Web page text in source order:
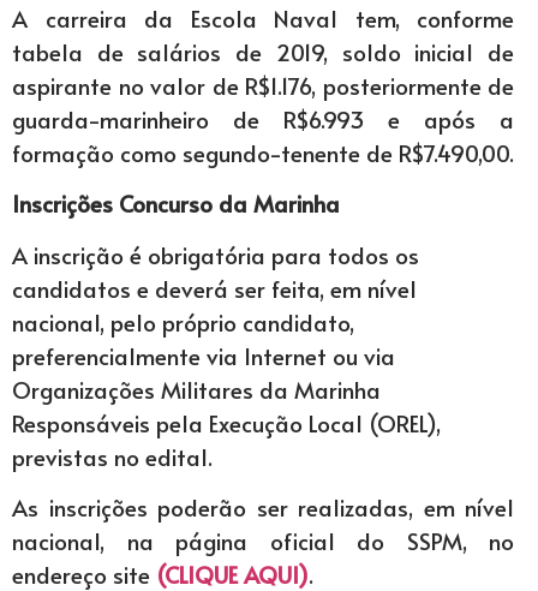
A carreira da Escola Naval tem, conforme
tabela de salários de 2019, soldo inicial de
aspirante no valor de R$1.176, posteriormente de
guarda-marinheiro de R$6.993 e após a
formação como segundo-tenente de R$7.490,00.
Inscrições Concurso da Marinha
A inscrição é obrigatória para todos os
candidatos e deverá ser feita, em nível
nacional, pelo próprio candidato,
preferencialmente via Internet ou via
Organizações Militares da Marinha
Responsáveis pela Execução Local (OREL),
previstas no edital.
As inscrições poderão ser realizadas, em nível
nacional, na página oficial do SSPM, no
endereço site (CLIQUE AQUI).